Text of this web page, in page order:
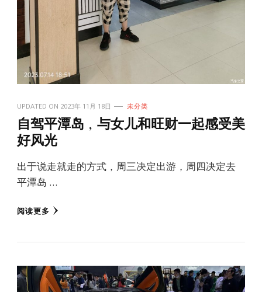
UPDATED ON 2023年 11月 18日 未分类
自驾平潭岛，与女儿和旺财一起感受美
好风光
出于说走就走的方式，周三决定出游，周四决定去
平潭岛 …
阅读更多